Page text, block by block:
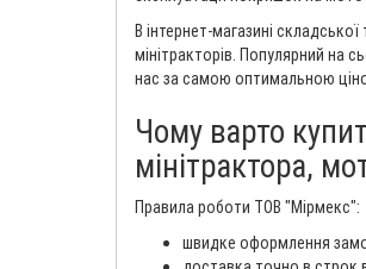
В інтернет-магазині складської
мінітракторів. Популярний на
нас за самою оптимальною
Чому варто
мінітрактора,
Правила роботи ТОВ "Мірмекс":
швидке оформлення